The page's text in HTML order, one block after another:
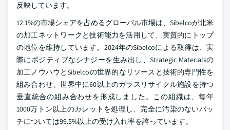
反映しています。
12.1%の市場シェアを占めるグローバル市場は、Sibelcoが北米
の加工ネットワークと技術能力を活用して、実質的にトップ
の地位を維持しています。2024年のSibelcoによる取得は、実
際にポジティブなシナジーを生み出し、Strategic Materialsの
加工ノウハウとSibelcoの世界的なリソースと技術的専門性を
組み合わせ、世界中に60以上のガラスリサイクル施設を持つ
垂直統合の組み合わせを形成しました。この組織は、毎年
1000万トン以上のカレットを処理し、完全に汚染のないバッ
チについては99.5%以上の受け入れ率を誇っています。